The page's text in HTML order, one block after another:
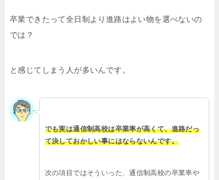
卒業できたって全日制より進路はよい物を選べないの
では？
と感じてしまう人が多いんです。
でも実は通信制高校は卒業率が高くて、進路だっ
て決しておかしい事にはならないんです。
次の項目ではそういった、通信制高校の卒業率や